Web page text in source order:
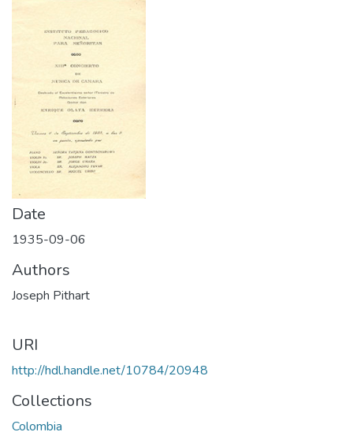
Date
1935-09-06
Authors
Joseph Pithart
URI
http://hdl.handle.net/10784/20948
Collections
Colombia